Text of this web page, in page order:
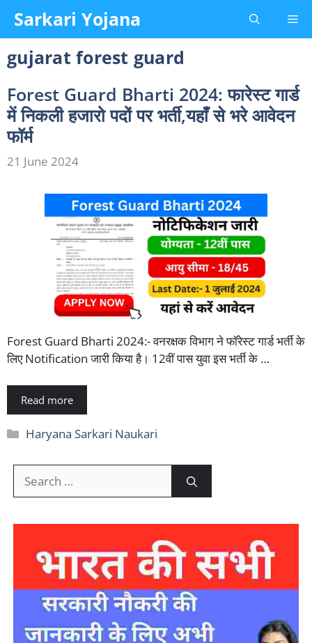
content
Sarkari Yojana
gujarat forest guard
Forest Guard Bharti 2024: फारेस्ट गार्ड
में निकली हजारो पदों पर भर्ती,यहाँ से भरे आवेदन
फॉर्म
21 June 2024
Forest Guard Bharti 2024:- वनरक्षक विभाग ने फॉरेस्ट गार्ड भर्ती के
लिए Notification जारी किया है। 12वीं पास युवा इस भर्ती के …
Read more
Categories
Haryana Sarkari Naukari
for: